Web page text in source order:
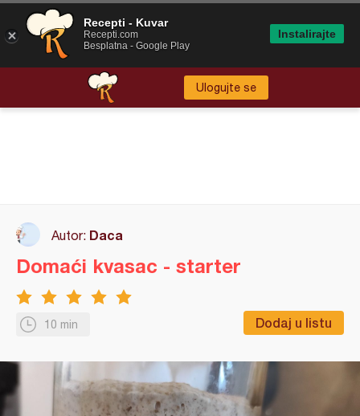
Ulogujte se
Autor: Daca
10 min Dodaj u listu
Domaći kvasac - starter
Recepti - Kuvar
Recepti.com
Besplatna - Google Play
Instalirajte